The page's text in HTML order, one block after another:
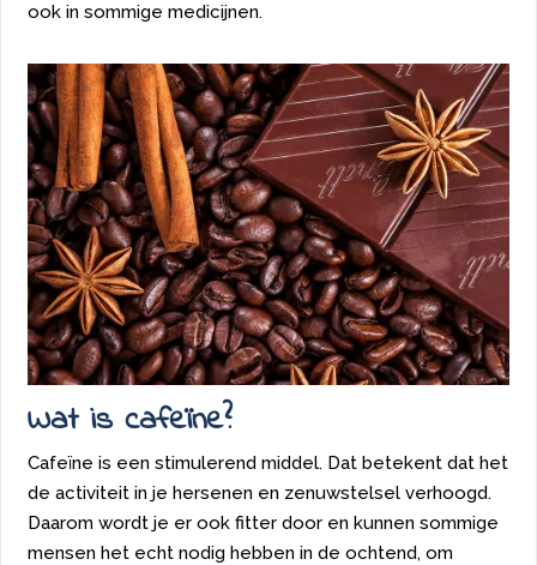
ook in sommige medicijnen.
Wat is cafeïne?
Cafeïne is een stimulerend middel. Dat betekent dat het
de activiteit in je hersenen en zenuwstelsel verhoogd.
Daarom wordt je er ook fitter door en kunnen sommige
mensen het echt nodig hebben in de ochtend, om